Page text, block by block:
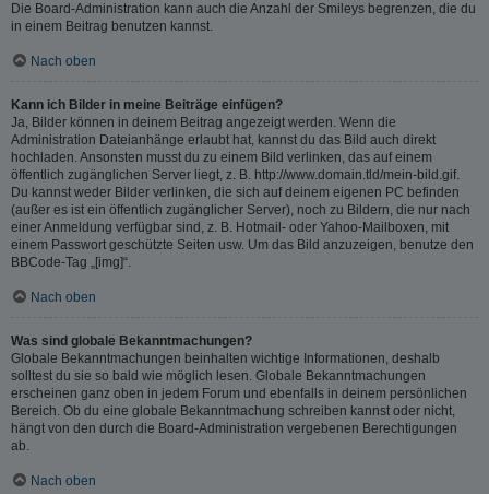
Die Board-Administration kann auch die Anzahl der Smileys begrenzen, die du
in einem Beitrag benutzen kannst.
Nach oben
Kann ich Bilder in meine Beiträge einfügen?
Ja, Bilder können in deinem Beitrag angezeigt werden. Wenn die
Administration Dateianhänge erlaubt hat, kannst du das Bild auch direkt
hochladen. Ansonsten musst du zu einem Bild verlinken, das auf einem
öffentlich zugänglichen Server liegt, z. B. http://www.domain.tld/mein-bild.gif.
Du kannst weder Bilder verlinken, die sich auf deinem eigenen PC befinden
(außer es ist ein öffentlich zugänglicher Server), noch zu Bildern, die nur nach
einer Anmeldung verfügbar sind, z. B. Hotmail- oder Yahoo-Mailboxen, mit
einem Passwort geschützte Seiten usw. Um das Bild anzuzeigen, benutze den
BBCode-Tag „[img]“.
Nach oben
Was sind globale Bekanntmachungen?
Globale Bekanntmachungen beinhalten wichtige Informationen, deshalb
solltest du sie so bald wie möglich lesen. Globale Bekanntmachungen
erscheinen ganz oben in jedem Forum und ebenfalls in deinem persönlichen
Bereich. Ob du eine globale Bekanntmachung schreiben kannst oder nicht,
hängt von den durch die Board-Administration vergebenen Berechtigungen
ab.
Nach oben